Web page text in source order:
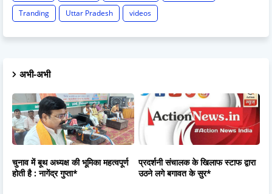
Tranding
Uttar Pradesh videos
अभी-अभी
चुनाव में बूथ अध्यक्ष की भूमिका महत्वपूर्ण
होती है : नागेंद्र गुप्ता*
प्रदर्शनी संचालक के खिलाफ स्टाफ द्वारा
उठने लगे बगावत के सुर*